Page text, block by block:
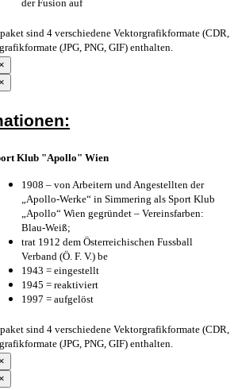
der Fusion auf
sind 4 verschiedene Vektorgrafikformate (CDR,
(JPG, PNG, GIF) enthalten.
×
×
Klub "Apollo" Wien
1908 – von Arbeitern und Angestellten der
„Apollo-Werke“ in Simmering als Sport Klub
„Apollo“ Wien gegründet – Vereinsfarben:
Blau-Weiß;
trat 1912 dem Österreichischen Fussball
Verband (Ö. F. V.) be
1943 = eingestellt
1945 = reaktiviert
1997 = aufgelöst
sind 4 verschiedene Vektorgrafikformate (CDR,
(JPG, PNG, GIF) enthalten.
×
×